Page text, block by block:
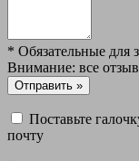
* Обязательные для
Внимание: все
Поставьте
почту